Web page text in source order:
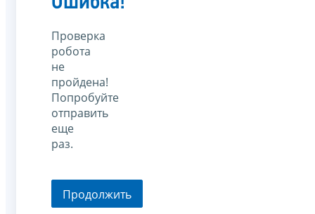
Проверка
робота
не
пройдена!
Попробуйте
отправить
еще
раз.
Продолжить